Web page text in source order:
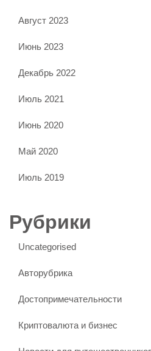
Август 2023
Июнь 2023
Декабрь 2022
Июль 2021
Июнь 2020
Май 2020
Июль 2019
Рубрики
Uncategorised
Авторубрика
Достопримечательности
Криптовалюта и бизнес